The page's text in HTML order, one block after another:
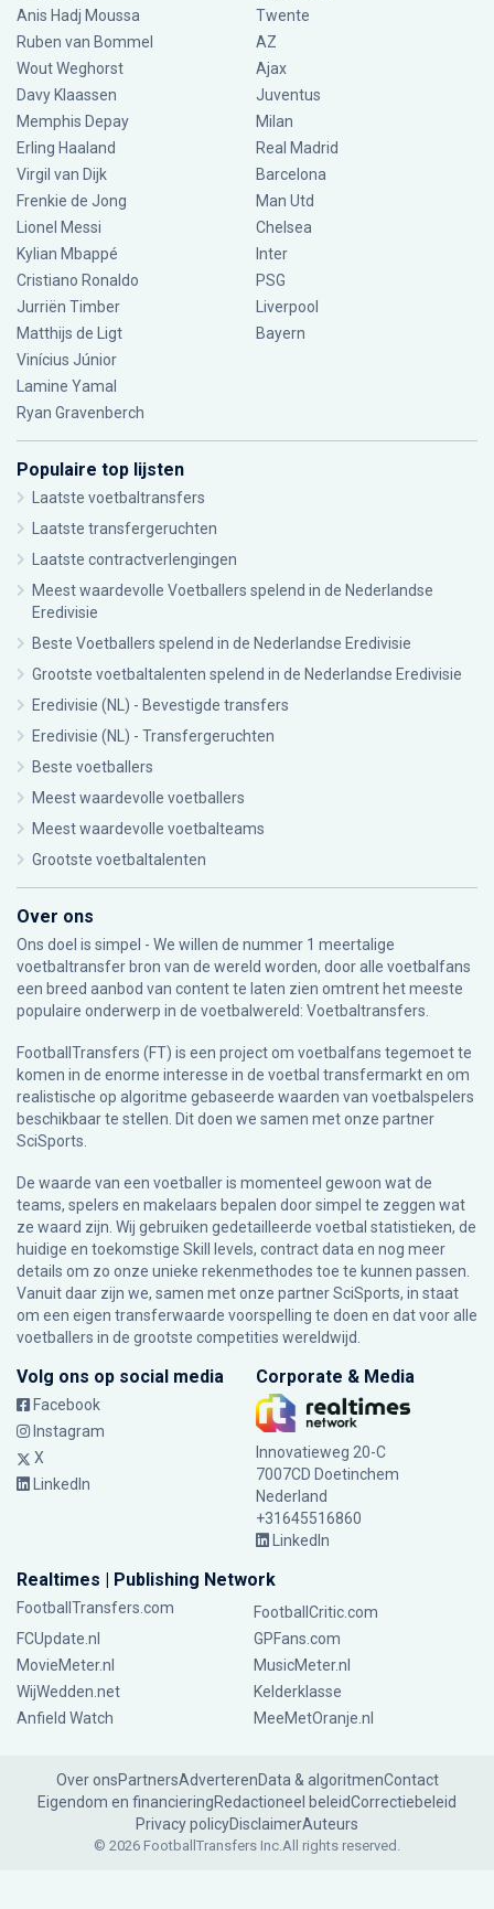
Anis Hadj Moussa
Ruben van Bommel
Wout Weghorst
Davy Klaassen
Memphis Depay
Erling Haaland
Virgil van Dijk
Frenkie de Jong
Lionel Messi
Kylian Mbappé
Cristiano Ronaldo
Jurriën Timber
Matthijs de Ligt
Vinícius Júnior
Lamine Yamal
Ryan Gravenberch
Twente
AZ
Ajax
Juventus
Milan
Real Madrid
Barcelona
Man Utd
Chelsea
Inter
PSG
Liverpool
Bayern
Populaire top lijsten
Laatste voetbaltransfers
Laatste transfergeruchten
Laatste contractverlengingen
Meest waardevolle Voetballers spelend in de Nederlandse
Eredivisie
Beste Voetballers spelend in de Nederlandse Eredivisie
Grootste voetbaltalenten spelend in de Nederlandse Eredivisie
Eredivisie (NL) - Bevestigde transfers
Eredivisie (NL) - Transfergeruchten
Beste voetballers
Meest waardevolle voetballers
Meest waardevolle voetbalteams
Grootste voetbaltalenten
Over ons
Ons doel is simpel - We willen de nummer 1 meertalige
voetbaltransfer bron van de wereld worden, door alle voetbalfans
een breed aanbod van content te laten zien omtrent het meeste
populaire onderwerp in de voetbalwereld: Voetbaltransfers.
FootballTransfers (FT) is een project om voetbalfans tegemoet te
komen in de enorme interesse in de voetbal transfermarkt en om
realistische op algoritme gebaseerde waarden van voetbalspelers
beschikbaar te stellen. Dit doen we samen met onze partner
SciSports.
De waarde van een voetballer is momenteel gewoon wat de
teams, spelers en makelaars bepalen door simpel te zeggen wat
ze waard zijn. Wij gebruiken gedetailleerde voetbal statistieken, de
huidige en toekomstige Skill levels, contract data en nog meer
details om zo onze unieke rekenmethodes toe te kunnen passen.
Vanuit daar zijn we, samen met onze partner SciSports, in staat
om een eigen transferwaarde voorspelling te doen en dat voor alle
voetballers in de grootste competities wereldwijd.
Volg ons op social media
Facebook
Instagram
X
LinkedIn
Corporate & Media
Innovatieweg 20-C
7007CD Doetinchem
Nederland
+31645516860
LinkedIn
Realtimes | Publishing Network
FootballTransfers.com
FootballCritic.com
FCUpdate.nl
GPFans.com
MovieMeter.nl
MusicMeter.nl
WijWedden.net
Kelderklasse
Anfield Watch
MeeMetOranje.nl
Over onsPartnersAdverterenData & algoritmenContact
Eigendom en financieringRedactioneel beleidCorrectiebeleid
Privacy policyDisclaimerAuteurs
© 2026 FootballTransfers Inc.All rights reserved.